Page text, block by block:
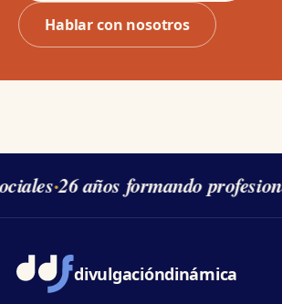
Hablar con nosotros
·26 años formando
divulgacióndinámica